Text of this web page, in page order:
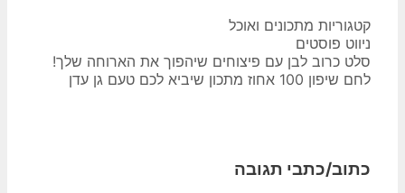
קטגוריותמתכונים ואוכל
ניווט פוסטים
סלט כרוב לבן עם פיצוחים שיהפוך את הארוחה שלך!
לחם שיפון 100 אחוז מתכון שיביא לכם טעם גן עדן
כתוב/כתבי תגובה